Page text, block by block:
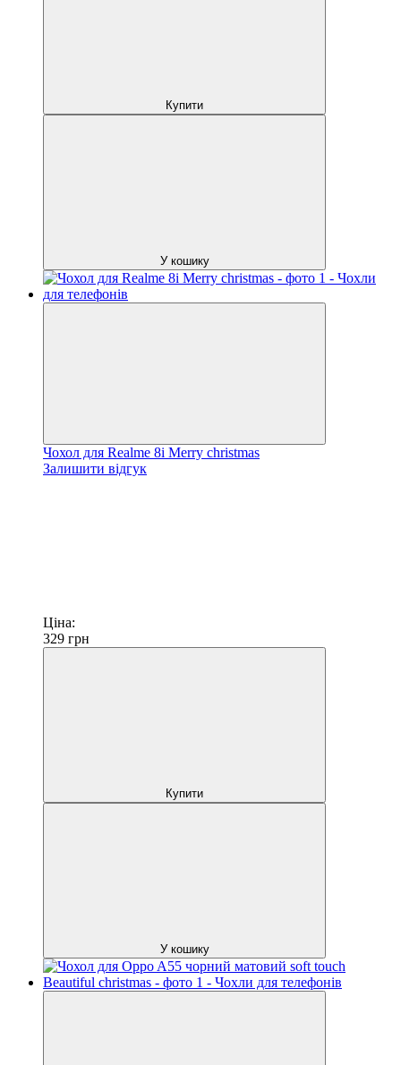
Купити
У кошику
Чохол для Realme 8i Merry christmas
Залишити відгук
Ціна:
329 грн
Купити
У кошику